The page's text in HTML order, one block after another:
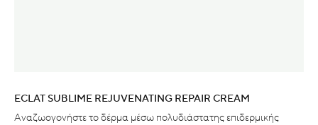
ECLAT SUBLIME REJUVENATING REPAIR CREAM
Αναζωογονήστε το δέρμα μέσω πολυδιάστατης επιδερμικής